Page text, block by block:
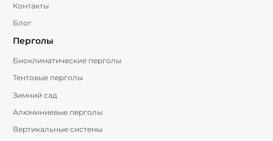
Контакты
Блог
Перголы
Биоклиматические перголы
Тентовые перголы
Зимний сад
Алюминиевые перголы
Вертикальные системы